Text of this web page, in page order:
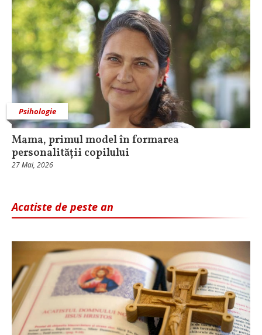
Psihologie
Mama, primul model în formarea
personalității copilului
27 Mai, 2026
Acatiste de peste an